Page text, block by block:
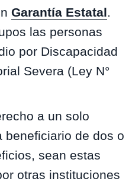
Garantía Estatal.
las personas
por Discapacidad
Severa (Ley N°
a un solo
beneficiario de dos o
sean estas
otras instituciones